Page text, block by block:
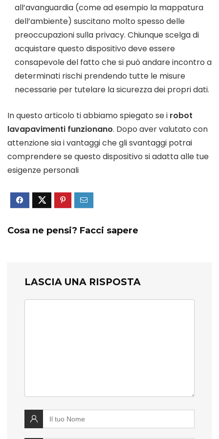
all’avanguardia (come ad esempio la mappatura
dell’ambiente) suscitano molto spesso delle
preoccupazioni sulla privacy. Chiunque scelga di
acquistare questo dispositivo deve essere
consapevole del fatto che si può andare incontro a
determinati rischi prendendo tutte le misure
necessarie per tutelare la sicurezza dei propri dati.
In questo articolo ti abbiamo spiegato se i robot
lavapavimenti funzionano. Dopo aver valutato con
attenzione sia i vantaggi che gli svantaggi potrai
comprendere se questo dispositivo si adatta alle tue
esigenze personali
Cosa ne pensi? Facci sapere
LASCIA UNA RISPOSTA